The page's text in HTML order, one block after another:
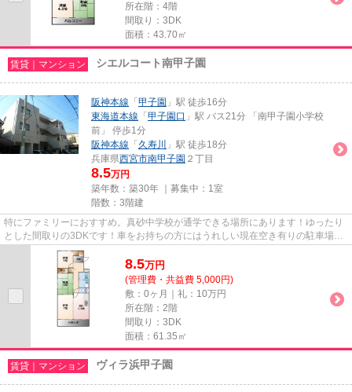
所在階：4階
間取り：3DK
面積：43.70㎡
賃貸｜マンション シエルコート南甲子園
阪神本線 「 甲子園 」駅 徒歩16分
東海道本線 「 甲子園口 」駅 バス21分 「南甲子園小学校
前」 停歩1分
阪神本線 「 久寿川
」駅 徒歩18分
兵庫県西宮市南甲子園 ２丁目
8.5万円
築年数：築30年 ｜募集中： 1室
階数：3階建
特にファミリーにおすすめ。真砂中学校が通学できる場所にあります！ゆったり
とした間取りの3DKです！車をお持ちの方にはうれしい現在空き有りの駐車場付
き◎月8.3万円の賃料で、経済的...
8.5万円
(管理費・共益費 5,000円)
敷：0ヶ月｜礼：10万円
所在階：2階
間取り：3DK
面積：61.35㎡
賃貸｜マンション ヴィラ浜甲子園